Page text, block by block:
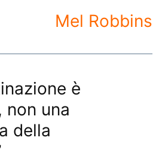
Mel Robbins
è
non una
della